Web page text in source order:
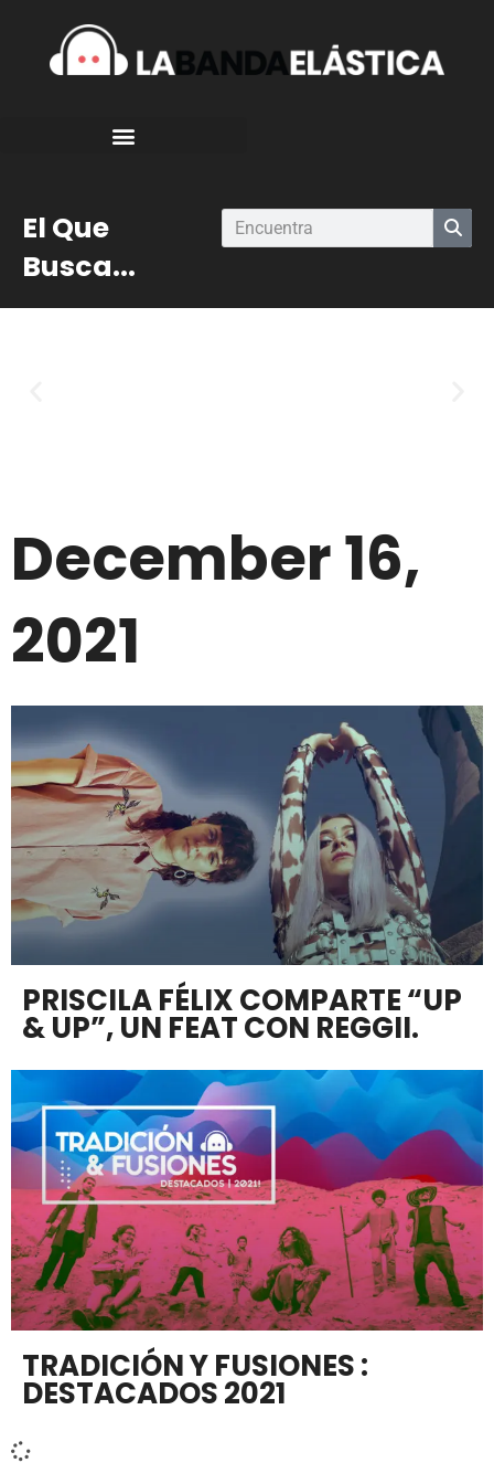
El Que
Busca...
December 16,
2021
PRISCILA FÉLIX COMPARTE “UP
& UP”, UN FEAT CON REGGII.
TRADICIÓN Y FUSIONES :
DESTACADOS 2021